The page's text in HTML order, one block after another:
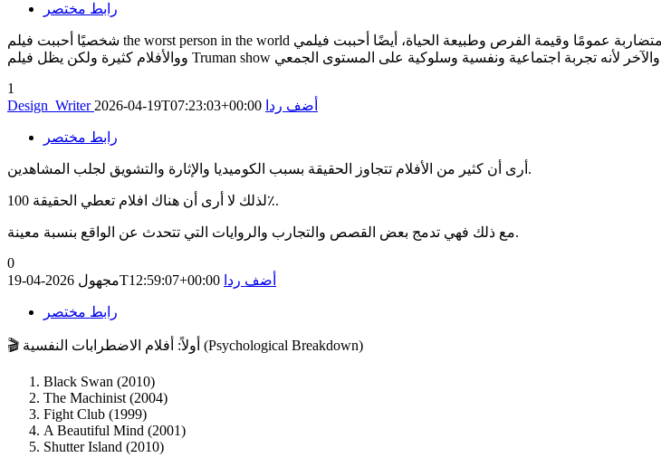
رابط مختصر
شخصيًا أحببت فيلم the worst person in the world وهو يعكس رغبات الإنسان المتضاربة عمومًا وقيمة الفرص وطبيعة الحياة، أيضًا أحببت فيلمي Enemy وDemolition لنفس الممثل وكلاهما عن اضطربات نفسية،
1
Design_Writer 2026-04-19T07:23:03+00:00 أضف ردا
رابط مختصر
أرى أن كثير من الأفلام تتجاوز الحقيقة بسبب الكوميديا والإثارة والتشويق لجلب المشاهدين.
لذلك لا أرى أن هناك افلام تعطي الحقيقة 100٪.
مع ذلك فهي تدمج بعض القصص والتجارب والروايات التي تتحدث عن الواقع بنسبة معينة.
0
مجهول2026-04-19T12:59:07+00:00 أضف ردا
رابط مختصر
🎬 أولاً: أفلام الاضطرابات النفسية (Psychological Breakdown)
Black Swan (2010)
The Machinist (2004)
Fight Club (1999)
A Beautiful Mind (2001)
Shutter Island (2010)